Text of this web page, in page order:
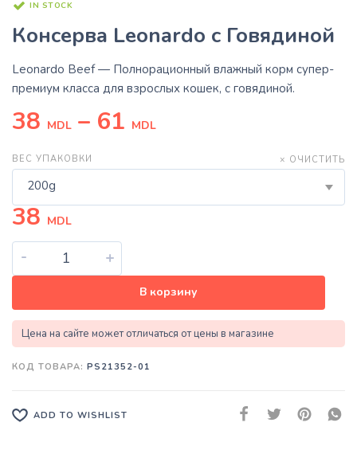
IN STOCK
Консерва Leonardo с Говядиной
Leonardo Beef— Полнорационный влажный корм супер-
премиум класса для взрослых кошек, с говядиной.
38 MDL – 61 MDL
ВЕС УПАКОВКИ
200g
× ОЧИСТИТЬ
38 MDL
- +
В корзину
Цена на сайте может отличаться от цены в магазине
КОД ТОВАРА: PS21352-01
ADD TO WISHLIST